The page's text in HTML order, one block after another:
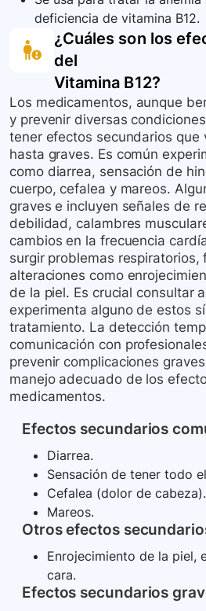
deficiencia de vitamina B12.
¿Cuáles son los
del
Vitamina B12?
Los medicamentos, aunque
y prevenir diversas
tener efectos secundarios que
hasta graves. Es común
como diarrea, sensación de
cuerpo, cefalea y mareos.
graves e incluyen señales de
debilidad, calambres
cambios en la frecuencia
surgir problemas respiratorios,
alteraciones como
de la piel. Es crucial consultar
experimenta alguno de estos
tratamiento. La detección
comunicación con
prevenir complicaciones
manejo adecuado de los
medicamentos.
Efectos secundarios
Diarrea.
Sensación de tener todo
Cefalea (dolor de cabeza).
Mareos.
Otros efectos
Enrojecimiento de la piel,
cara.
Efectos secundarios